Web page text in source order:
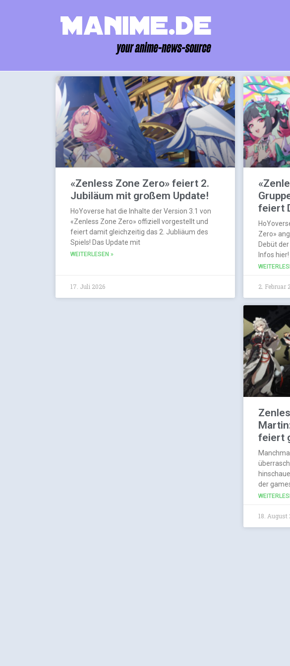
«Zenless Zone Zero» feiert 2.
Jubiläum mit großem Update!
HoYoverse hat die Inhalte der Version 3.1 von
«Zenless Zone Zero» offiziell vorgestellt und
feiert damit gleichzeitig das 2. Jubliäum des
Spiels! Das Update mit
WEITERLESEN »
17. Juli 2026
feiert
Zero»
Debüt
Infos hier!
2. Februar
feiert
der
18. August